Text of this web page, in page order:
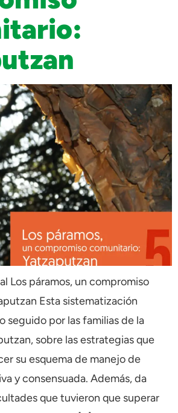
Los páramos, un compromiso
Esta sistematización
seguido por las familias de la
sobre las estrategias que
su esquema de manejo de
y consensuada. Además, da
que tuvieron que superar